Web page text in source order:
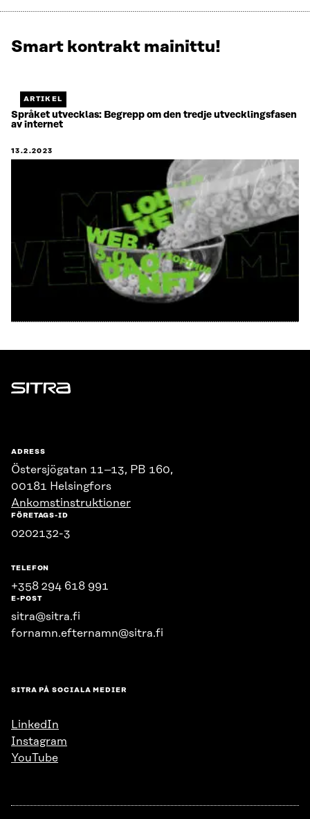
Smart kontrakt mainittu!
ARTIKEL
Språket utvecklas: Begrepp om den tredje utvecklingsfasen
av internet
13.2.2023
Näytetään
Jäljellä
0.
Sitra
ADRESS
Östersjögatan 11–13, PB 160,
00181 Helsingfors
Ankomstinstruktioner
FÖRETAGS-ID
0202132-3
TELEFON
+358 294 618 991
E-POST
sitra@sitra.fi
fornamn.efternamn@sitra.fi
SITRA PÅ SOCIALA MEDIER
LinkedIn
Instagram
YouTube